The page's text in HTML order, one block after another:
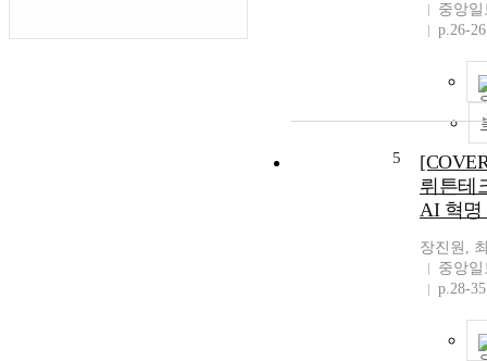
중앙
p.26-26
5
뤼튼테
AI 혁명
장진원,
중앙
p.28-35